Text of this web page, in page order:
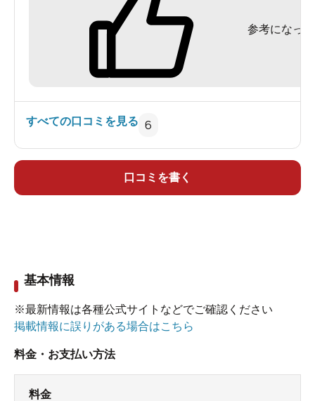
参考になった
すべての口コミを見る 6
口コミを書く
基本情報
※最新情報は各種公式サイトなどでご確認ください
掲載情報に誤りがある場合はこちら
料金・お支払い方法
料金